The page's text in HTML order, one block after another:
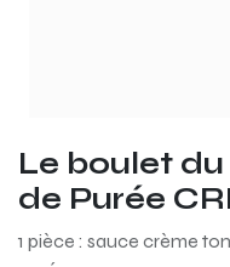
Le boulet
de Purée
1 pièce : sauce crème